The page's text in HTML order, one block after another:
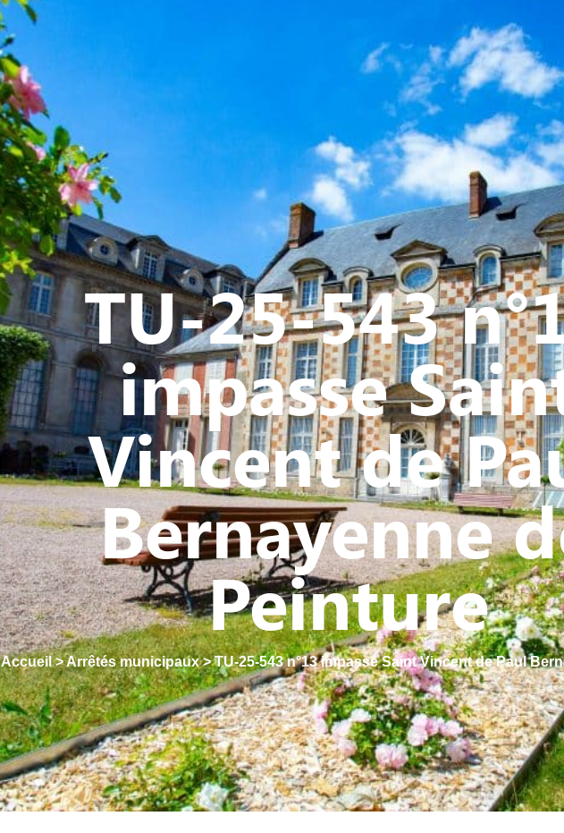
ACTION SOCIALE VIE
TU-25-543
impasse
Vincent de
Bernayenne
Peinture
Accueil>Arrêtés municipaux>TU-25-543 n°13 impasse Saint Vincent de Paul